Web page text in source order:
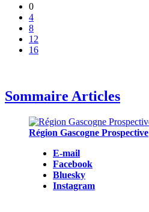
0
4
8
12
16
Sommaire Articles
Région Gascogne Prospective
E-mail
Facebook
Bluesky
Instagram